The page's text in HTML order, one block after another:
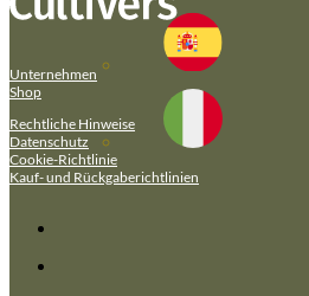
Unternehmen
Shop
Rechtliche Hinweise
Datenschutz
Cookie-Richtlinie
Kauf- und Rückgaberichtlinien